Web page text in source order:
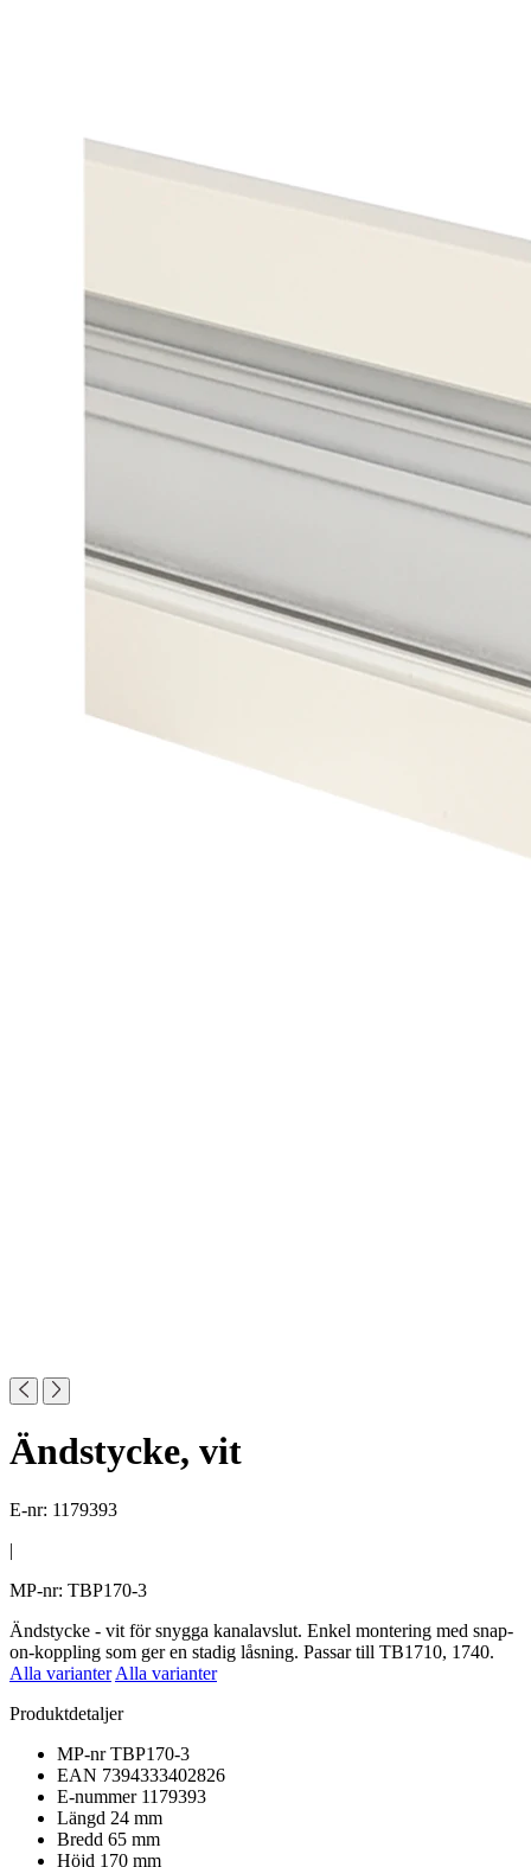
Ändstycke, vit
E-nr: 1179393
|
MP-nr: TBP170-3
Ändstycke - vit för snygga kanalavslut. Enkel montering med snap-
on-koppling som ger en stadig låsning. Passar till TB1710, 1740.
Alla varianter Alla varianter
Produktdetaljer
MP-nr TBP170-3
EAN 7394333402826
E-nummer 1179393
Längd 24 mm
Bredd 65 mm
Höjd 170 mm